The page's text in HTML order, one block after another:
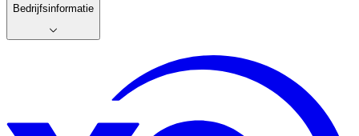
Bedrijfsinformatie